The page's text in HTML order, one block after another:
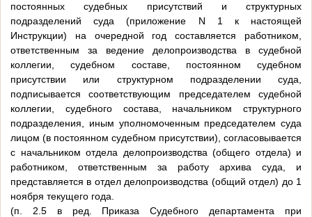
постоянных судебных присутствий и структурных
подразделений суда (приложение N 1 к настоящей
Инструкции) на очередной год составляется работником,
ответственным за ведение делопроизводства в судебной
коллегии, судебном составе, постоянном судебном
присутствии или структурном подразделении суда,
подписывается соответствующим председателем судебной
коллегии, судебного состава, начальником структурного
подразделения, иным уполномоченным председателем суда
лицом (в постоянном судебном присутствии), согласовывается
с начальником отдела делопроизводства (общего отдела) и
работником, ответственным за работу архива суда, и
представляется в отдел делопроизводства (общий отдел) до 1
ноября текущего года.
(п. 2.5 в ред. Приказа Судебного департамента при